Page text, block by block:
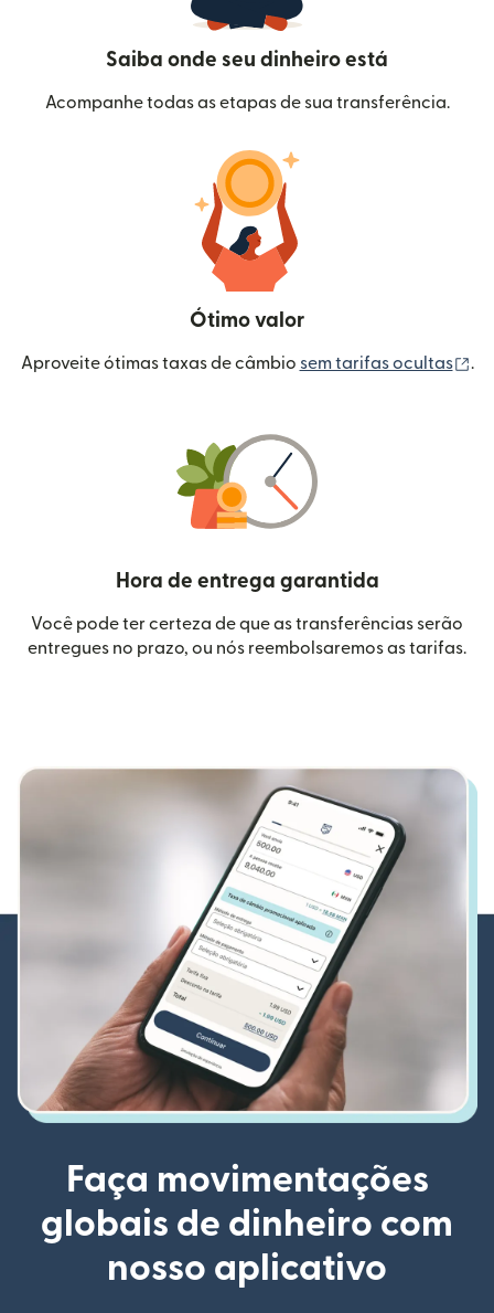
Saiba onde seu dinheiro está
Acompanhe todas as etapas de sua transferência.
Ótimo valor
Aproveite ótimas taxas de câmbio sem tarifas ocultas .
Hora de entrega garantida
Você pode ter certeza de que as transferências serão
entregues no prazo, ou nós reembolsaremos as tarifas.
Faça movimentações
globais de dinheiro com
nosso aplicativo